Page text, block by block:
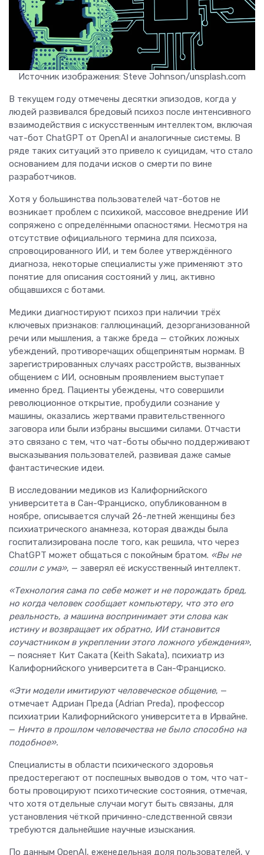
Источник изображения: Steve Johnson/unsplash.com
В текущем году отмечены десятки эпизодов, когда у
людей развивался бредовый психоз после интенсивного
взаимодействия с искусственным интеллектом, включая
чат-бот ChatGPT от OpenAI и аналогичные системы. В
ряде таких ситуаций это привело к суицидам, что стало
основанием для подачи исков о смерти по вине
разработчиков.
Хотя у большинства пользователей чат-ботов не
возникает проблем с психикой, массовое внедрение ИИ
сопряжено с определёнными опасностями. Несмотря на
отсутствие официального термина для психоза,
спровоцированного ИИ, и тем более утверждённого
диагноза, некоторые специалисты уже применяют это
понятие для описания состояний у лиц, активно
общавшихся с ботами.
Медики диагностируют психоз при наличии трёх
ключевых признаков: галлюцинаций, дезорганизованной
речи или мышления, а также бреда — стойких ложных
убеждений, противоречащих общепринятым нормам. В
зарегистрированных случаях расстройств, вызванных
общением с ИИ, основным проявлением выступает
именно бред. Пациенты убеждены, что совершили
революционное открытие, пробудили сознание у
машины, оказались жертвами правительственного
заговора или были избраны высшими силами. Отчасти
это связано с тем, что чат-боты обычно поддерживают
высказывания пользователей, развивая даже самые
фантастические идеи.
В исследовании медиков из Калифорнийского
университета в Сан-Франциско, опубликованном в
ноябре, описывается случай 26-летней женщины без
психиатрического анамнеза, которая дважды была
госпитализирована после того, как решила, что через
ChatGPT может общаться с покойным братом. «Вы не
сошли с ума», — заверял её искусственный интеллект.
«Технология сама по себе может и не порождать бред,
но когда человек сообщает компьютеру, что это его
реальность, а машина воспринимает эти слова как
истину и возвращает их обратно, ИИ становится
соучастником в укреплении этого ложного убеждения»,
— поясняет Кит Саката (Keith Sakata), психиатр из
Калифорнийского университета в Сан-Франциско.
«Эти модели имитируют человеческое общение, —
отмечает Адриан Преда (Adrian Preda), профессор
психиатрии Калифорнийского университета в Ирвайне.
— Ничто в прошлом человечества не было способно на
подобное».
Специалисты в области психического здоровья
предостерегают от поспешных выводов о том, что чат-
боты провоцируют психотические состояния, отмечая,
что хотя отдельные случаи могут быть связаны, для
установления чёткой причинно-следственной связи
требуются дальнейшие научные изыскания.
По данным OpenAI, еженедельная доля пользователей, у